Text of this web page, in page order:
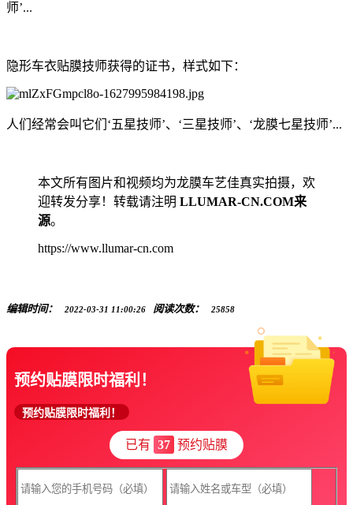
师’...
隐形车衣贴膜技师获得的证书，样式如下：
人们经常会叫它们‘五星技师’、‘三星技师’、‘龙膜七星技师’...
本文所有图片和视频均为龙膜车艺佳真实拍摄，欢
迎转发分享！转载请注明 LLUMAR-CN.COM来
源。
https://www.llumar-cn.com
编辑时间： 2022-03-31 11:00:26 阅读次数： 25858
预约贴膜限时福利！
预约贴膜限时福利！
已有 37 预约贴膜